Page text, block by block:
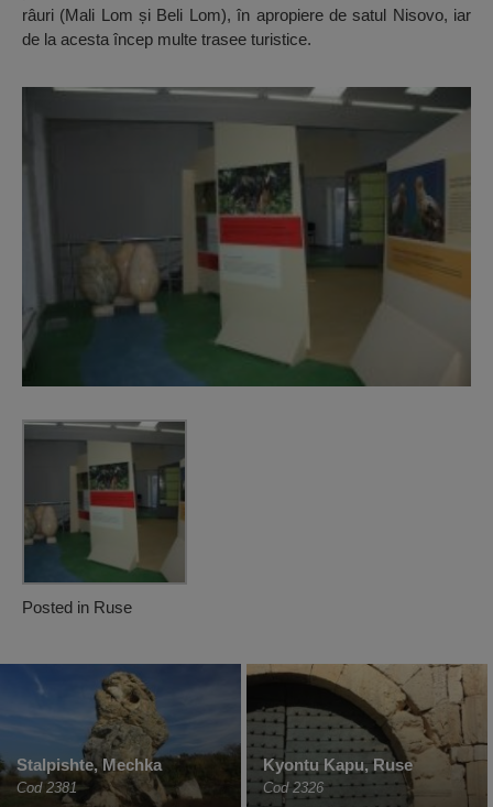
râuri (Mali Lom și Beli Lom), în apropiere de satul Nisovo, iar
de la acesta încep multe trasee turistice.
Posted in Ruse
Stalpishte, Mechka
Cod 2381
Kyontu Kapu, Ruse
Cod 2326